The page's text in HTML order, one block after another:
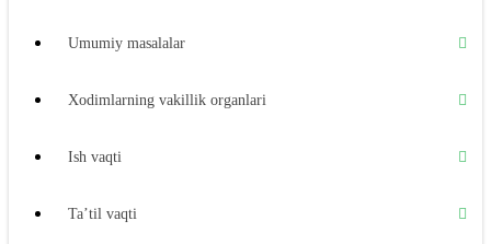
Umumiy masalalar
Xodimlarning vakillik organlari
Ish vaqti
Ta’til vaqti